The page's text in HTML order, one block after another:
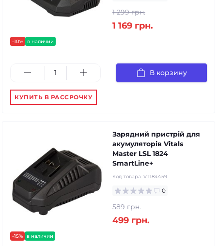
-10% в наличии
1 299 грн.
1 169 грн.
В корзину
КУПИТЬ В РАССРОЧКУ
-15% в наличии
Зарядний пристрій для
акумуляторів Vitals
Master LSL 1824
SmartLine+
Код товара: VT184459
0
589 грн.
499 грн.